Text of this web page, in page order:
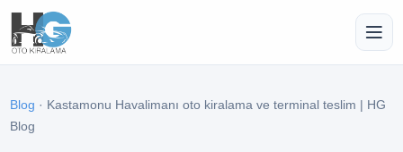
Blog · Kastamonu Havalimanı oto kiralama ve terminal teslim | HG
Blog